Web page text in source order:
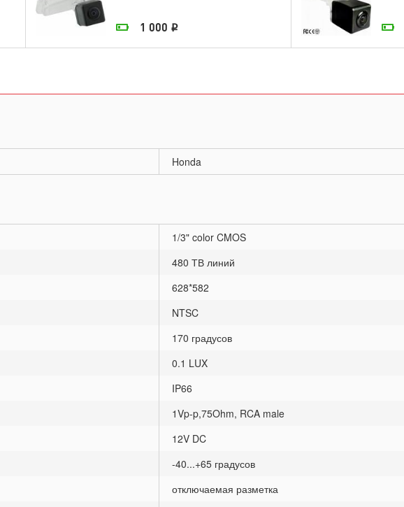
На складе поставщика
1 000 i
Honda
1/3" color CMOS
480 ТВ линий
628*582
NTSC
170 градусов
0.1 LUX
IP66
1Vp-p,75Ohm, RCA male
12V DC
-40...+65 градусов
отключаемая разметка